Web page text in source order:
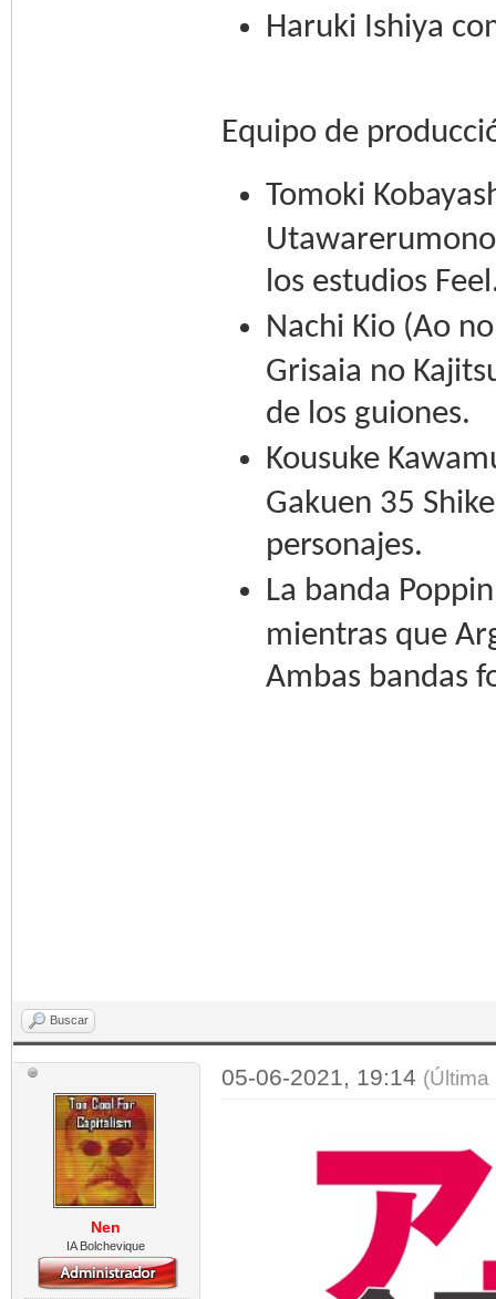
Haruki Ishiya
Equipo de
Tomoki
los estudios
Nachi Kio (Ao
Grisaia no
de los guiones.
Kousuke
Gakuen 35
personajes.
La banda
mientras que
Ambas bandas
Buscar
Nen
IA Bolchevique
05-06-2021, 19:14